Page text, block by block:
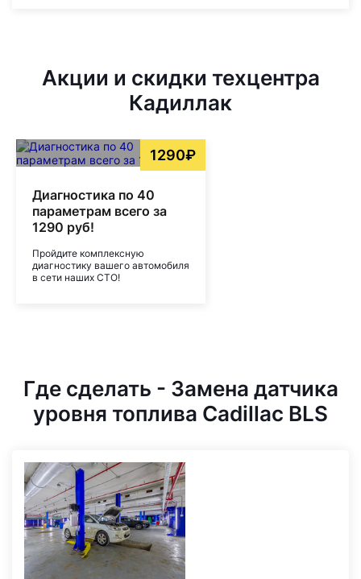
Акции и скидки техцентра
Кадиллак
1290₽
Диагностика по 40
параметрам всего за
1290 руб!
Пройдите комплексную
диагностику вашего автомобиля
в сети наших СТО!
Где сделать - Замена датчика
уровня топлива Cadillac BLS